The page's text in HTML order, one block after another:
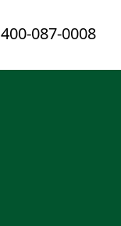
400-087-0008